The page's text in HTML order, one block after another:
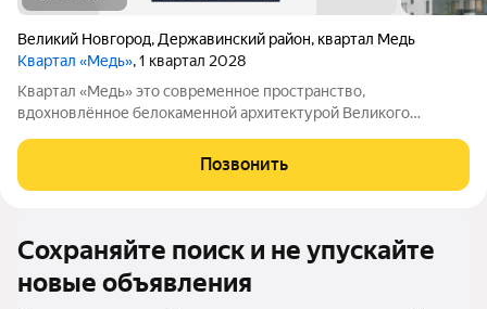
Великий Новгород, Державинский район, квартал Медь
Квартал «Медь», 1 квартал 2028
Квартал «Медь» это современное пространство,
вдохновлённое белокаменной архитектурой Великого
города элементов: из меди новгородские мастера отливали
колокола и украшения, а в зодчестве ценились
Позвонить
Сохраняйте поиск и не упускайте
новые объявления